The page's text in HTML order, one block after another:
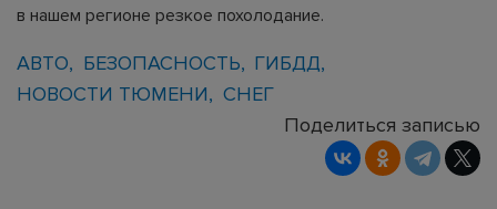
в нашем регионе резкое похолодание.
АВТО БЕЗОПАСНОСТЬ
ГИБДД
НОВОСТИ ТЮМЕНИ
СНЕГ
Поделиться записью